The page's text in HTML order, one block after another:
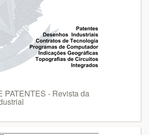
PATENTES - Revista da